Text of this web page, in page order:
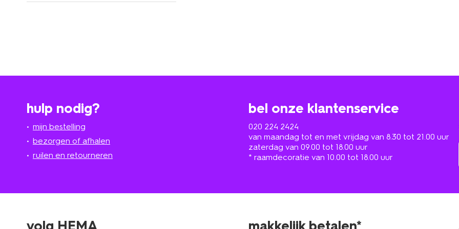
hulp nodig?
mijn bestelling
bezorgen of afhalen
ruilen en retourneren
bel onze klantenservice
020 224 2424
van maandag tot en met vrijdag van 8.30 tot 21.00 uur
zaterdag van 09.00 tot 18.00 uur
* raamdecoratie van 10.00 tot 18.00 uur